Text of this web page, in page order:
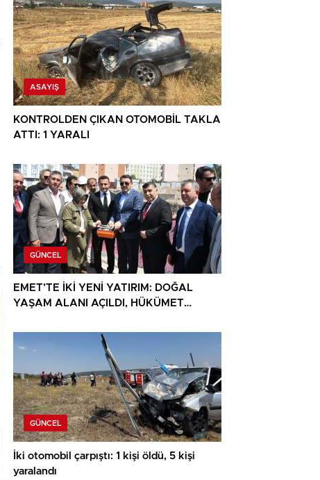
ASAYIŞ
KONTROLDEN ÇIKAN OTOMOBİL TAKLA
ATTI: 1 YARALI
GÜNCEL
EMET’TE İKİ YENİ YATIRIM: DOĞAL
YAŞAM ALANI AÇILDI, HÜKÜMET
GÜNCEL
İki otomobil çarpıştı: 1 kişi öldü, 5 kişi
yaralandı